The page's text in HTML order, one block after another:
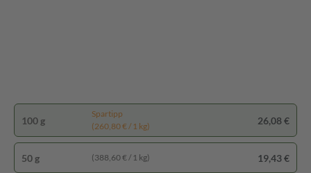
100 g
Spartipp
(260,80 € / 1 kg)
26,08 €
50 g (388,60 € / 1 kg) 19,43 €